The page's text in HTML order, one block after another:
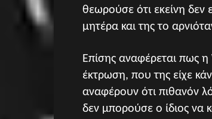
θεωρούσε ότι εκείνη δεν
μητέρα και της το
Επίσης αναφέρεται πως
έκτρωση, που της είχε
αναφέρουν ότι πιθανόν
δεν μπορούσε ο ίδιος να